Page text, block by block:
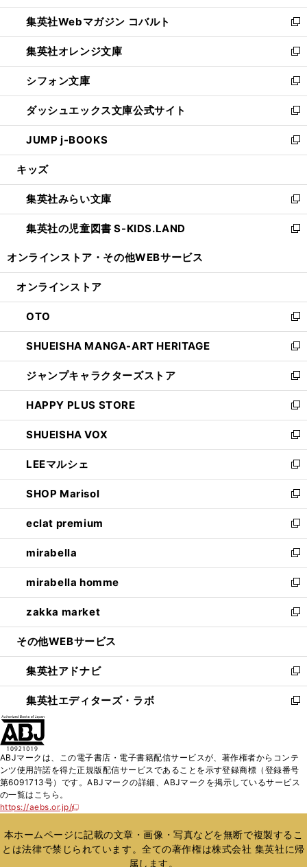
開
く
ウ
で
開
く
ン
ド
ウ
で
開
く
ウ
ィ
ン
ド
ウ
で
開
く
集英社Webマガジン コバルト
新
し
い
ウ
ィ
ン
ド
ウ
で
開
集英社オレンジ文庫
新
し
い
ウ
ィ
ン
ド
ウ
開
く
シフォン文庫
新
し
い
ウ
ィ
ン
ウ
で
開
く
ダッシュエックス文庫公式サイト
新
し
い
ウ
ン
ド
ウ
で
JUMP j-BOOKS
新
し
ウ
ィ
ン
ド
開
キッズ
集英社みらい文庫
新
し
い
ン
ウ
で
開
く
集英社の児童図書 S-KIDS.LAND
新
ウ
ン
ド
ウ
で
開
く
オンラインストア・ その他WEBサービス
オンラインストア
OTO
新
し
い
ウ
ィ
ン
ド
ウ
で
開
く
SHUEISHA MANGA-ART HERITAGE
新
し
い
ウ
ィ
ン
ド
ウ
で
開
く
ジャンプキャラクターズストア
新
し
い
ウ
ィ
ン
ド
ウ
で
開
く
HAPPY PLUS STORE
新
し
い
ウ
ィ
ン
ド
ウ
で
開
く
SHUEISHA VOX
新
し
い
ウ
ィ
ン
ド
ウ
で
開
く
LEEマルシェ
新
し
い
ウ
ィ
ン
ド
ウ
で
開
く
SHOP Marisol
新
し
い
ウ
ィ
ン
ド
ウ
で
開
eclat premium
新
し
い
ウ
ィ
ン
ド
ウ
開
く
mirabella
新
し
い
ウ
ィ
ン
ウ
で
開
く
mirabella homme
新
し
い
ウ
ン
ド
ウ
で
zakka market
新
し
ウ
ィ
ン
ド
く
その他WEBサービス
集英社アドナビ
新
し
い
ド
ウ
で
集英社エディターズ・ラボ
新
ィ
ン
ド
開
く
ABJマークは、この電子書店・電子書籍配信サービスが、著作権者からコンテ
ンツ使用許諾を得た正規版配信サービスであることを示す登録商標（登録番号
第6091713号）です。ABJマークの詳細、ABJマークを掲示しているサービス
の一覧はこちら。
https://aebs.or.jp/
新
い
ウ
ィ
本ホームページに記載の文章・画像・写真などを無断で複製するこ
とは法律で禁じられています。全ての著作権は株式会社 集英社に帰
属します。